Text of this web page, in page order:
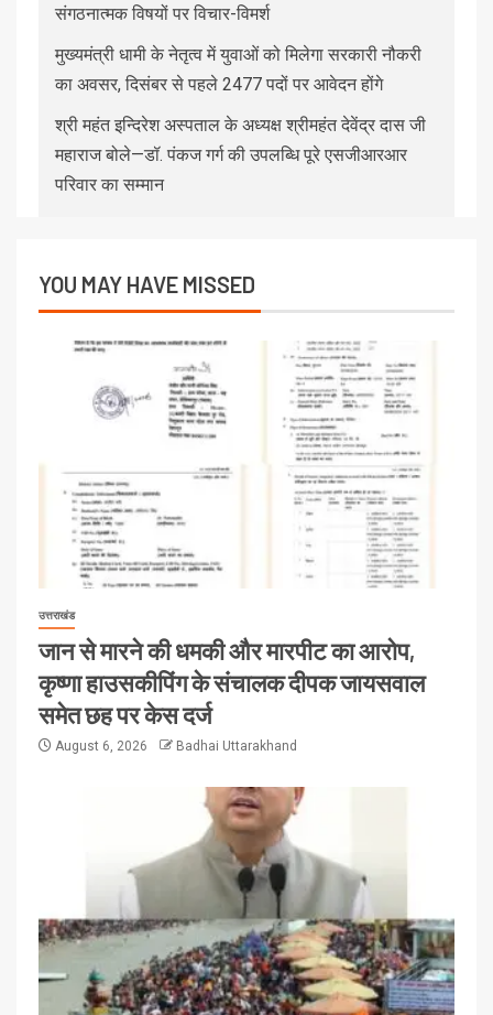
संगठनात्मक विषयों पर विचार-विमर्श
मुख्यमंत्री धामी के नेतृत्व में युवाओं को मिलेगा सरकारी नौकरी
का अवसर, दिसंबर से पहले 2477 पदों पर आवेदन होंगे
श्री महंत इन्दिरेश अस्पताल के अध्यक्ष श्रीमहंत देवेंद्र दास जी
महाराज बोले—डॉ. पंकज गर्ग की उपलब्धि पूरे एसजीआरआर
परिवार का सम्मान
YOU MAY HAVE MISSED
उत्तराखंड
जान से मारने की धमकी और मारपीट का आरोप,
कृष्णा हाउसकीपिंग के संचालक दीपक जायसवाल
समेत छह पर केस दर्ज
August 6, 2026 Badhai Uttarakhand